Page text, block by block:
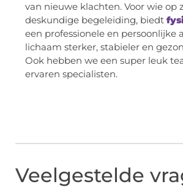
van nieuwe klachten. Voor wie op
deskundige begeleiding, biedt
een professionele en persoonlijke
lichaam sterker, stabieler en
Ook hebben we een super leuk
ervaren specialisten.
Veelgestelde